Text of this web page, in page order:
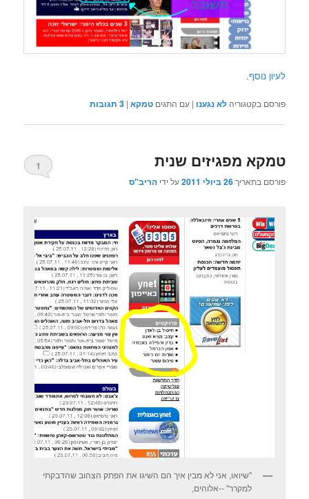
לעיון נוסף.
פורסם בקטגוריה לא נגענו |עם התגים טמקא |
3 תגובות
טמקא מפגיזים שנית
פורסם בתאריך26 ביולי 2011 על ידיהריב"ס
1
"שיואו, אני לא מבין איך הם השיגו את הפתק הצהוב שהדבקתי
למקרר" --אלוהים,